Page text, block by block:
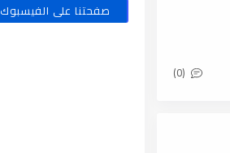
(0)
صفحتنا على الفيسبوك